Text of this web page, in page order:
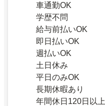
車通勤OK
学歴不問
給与前払いOK
即日払いOK
週払いOK
土日休み
平日のみOK
長期休暇あり
年間休日120日以上